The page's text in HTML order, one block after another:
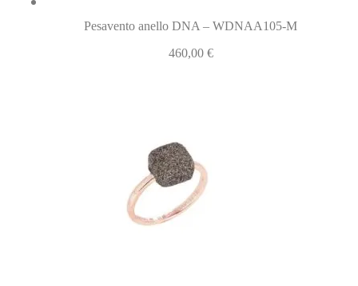
Pesavento anello DNA – WDNAA105-M
460,00 €